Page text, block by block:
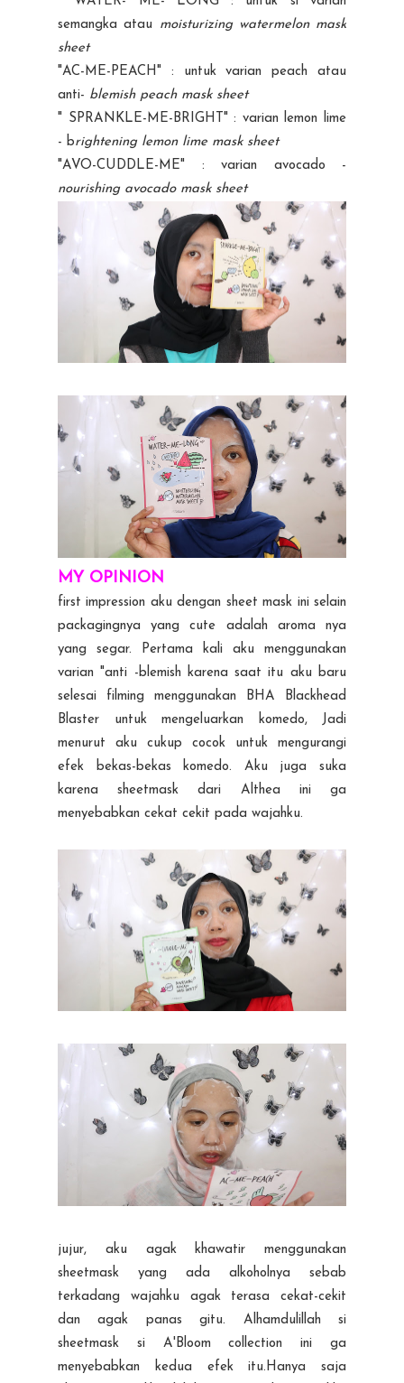
semangka atau moisturizing watermelon mask
sheet
"AC-ME-PEACH" : untuk varian peach atau
anti- blemish peach mask sheet
" SPRANKLE-ME-BRIGHT" : varian lemon lime
- brightening lemon lime mask sheet
"AVO-CUDDLE-ME" : varian avocado -
nourishing avocado mask sheet
MY OPINION
first impression aku dengan sheet mask ini selain
packagingnya yang cute adalah aroma nya
yang segar. Pertama kali aku menggunakan
varian "anti -blemish karena saat itu aku baru
selesai filming menggunakan BHA Blackhead
Blaster untuk mengeluarkan komedo, Jadi
menurut aku cukup cocok untuk mengurangi
efek bekas-bekas komedo. Aku juga suka
karena sheetmask dari Althea ini ga
menyebabkan cekat cekit pada wajahku.
jujur, aku agak khawatir menggunakan
sheetmask yang ada alkoholnya sebab
terkadang wajahku agak terasa cekat-cekit
dan agak panas gitu. Alhamdulillah si
sheetmask si A'Bloom collection ini ga
menyebabkan kedua efek itu.Hanya saja